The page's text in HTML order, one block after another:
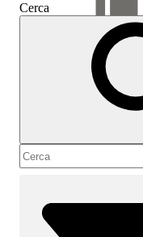
Mostra sommario
Sommario
Cerca